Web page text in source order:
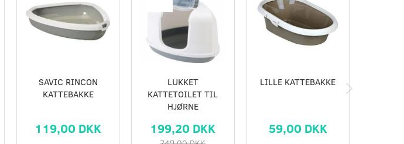
SAVIC RINCON
KATTEBAKKE
119,00 DKK
LUKKET
KATTETOILET TIL
HJØRNE
199,20 DKK
LILLE KATTEBAKKE
59,00 DKK